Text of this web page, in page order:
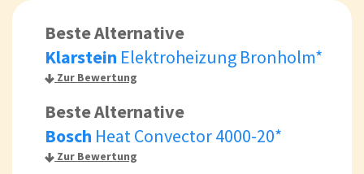
Beste Alternative
Klarstein Elektroheizung Bronholm*
Zur Bewertung
Beste Alternative
Bosch Heat Convector 4000-20*
Zur Bewertung